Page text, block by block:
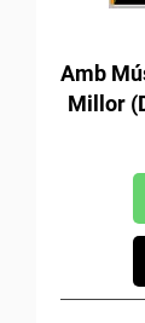
Amb
Millor